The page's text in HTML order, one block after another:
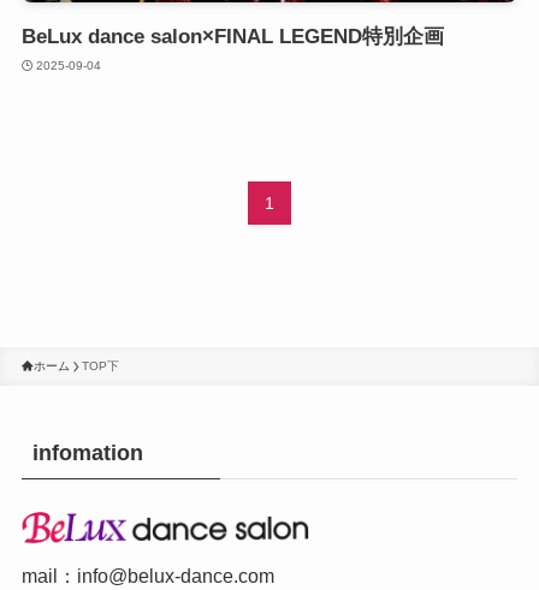
BeLux dance salon×FINAL LEGEND特別企画
2025-09-04
1
ホーム TOP下
infomation
mail： info@belux-dance.com